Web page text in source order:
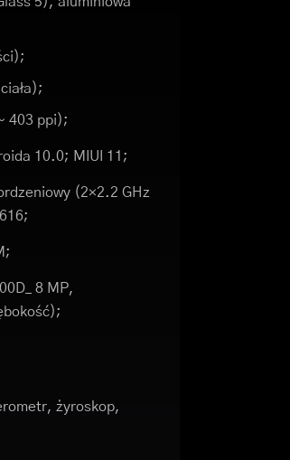
403 ppi);
10.0; MIUI 11;
(2×2.2 GHz
8 MP,
żyroskop,